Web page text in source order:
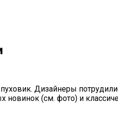
Дизайнеры
новинок (см. фото) и